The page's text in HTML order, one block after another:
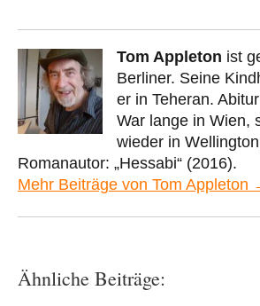
Tom Appleton ist
Berliner. Seine
er in Teheran.
War lange in Wien,
wieder in
Romanautor: „Hessabi“ (2016).
Mehr Beiträge von Tom Appleton
Ähnliche Beiträge: